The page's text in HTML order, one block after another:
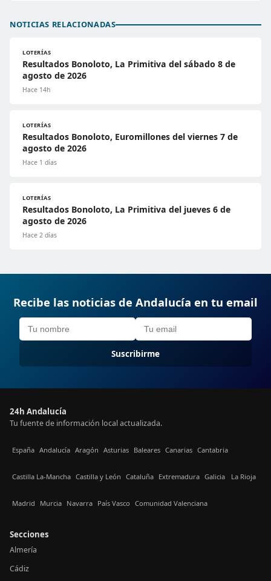
NOTICIAS RELACIONADAS
LOTERÍAS
Resultados Bonoloto, La Primitiva del sábado 8 de
agosto de 2026
Hace 14h
LOTERÍAS
Resultados Bonoloto, Euromillones del viernes 7 de
agosto de 2026
Hace 1 días
LOTERÍAS
Resultados Bonoloto, La Primitiva del jueves 6 de
agosto de 2026
Hace 2 días
Recibe las noticias de Andalucía en tu email
Suscribirme
24h Andalucía
Tu fuente de información local actualizada.
España Andalucía Aragón Asturias Baleares Canarias Cantabria
Castilla La-Mancha Castilla y León Cataluña Extremadura Galicia La Rioja
Madrid Murcia Navarra País Vasco Comunidad Valenciana
Secciones
Almería
Cádiz